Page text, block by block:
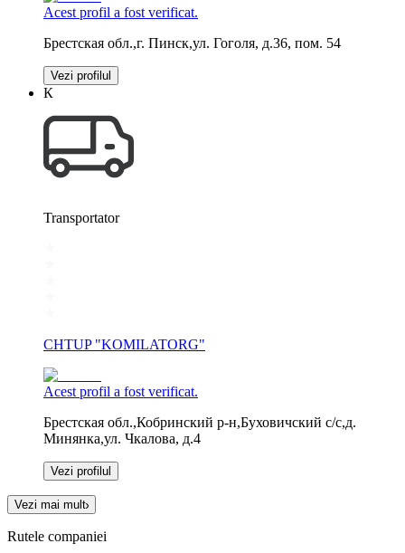
Acest profil a fost verificat.
Брестская обл.,г. Пинск,ул. Гоголя, д.36, пом. 54
Vezi profilul
К
Transportator
CHTUP "KOMILATORG"
Acest profil a fost verificat.
Брестская обл.,Кобринский р-н,Буховичский с/с,д.
Минянка,ул. Чкалова, д.4
Vezi profilul
Vezi mai mult
Rutele companiei